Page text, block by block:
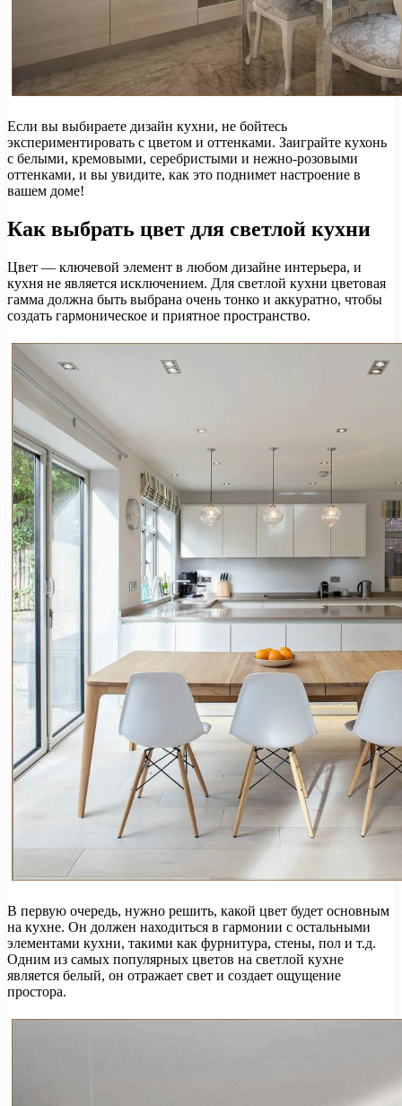
Если вы выбираете дизайн кухни, не бойтесь
экспериментировать с цветом и оттенками. Заиграйте кухонь
с белыми, кремовыми, серебристыми и нежно-розовыми
оттенками, и вы увидите, как это поднимет настроение в
вашем доме!
Как выбрать цвет для светлой кухни
Цвет — ключевой элемент в любом дизайне интерьера, и
кухня не является исключением. Для светлой кухни цветовая
гамма должна быть выбрана очень тонко и аккуратно, чтобы
создать гармоническое и приятное пространство.
В первую очередь, нужно решить, какой цвет будет основным
на кухне. Он должен находиться в гармонии с остальными
элементами кухни, такими как фурнитура, стены, пол и т.д.
Одним из самых популярных цветов на светлой кухне
является белый, он отражает свет и создает ощущение
простора.